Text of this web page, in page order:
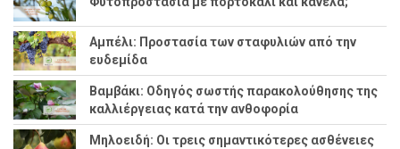
Αμπέλι: Προστασία των σταφυλιών από την
ευδεμίδα
Βαμβάκι: Οδηγός σωστής παρακολούθησης της
καλλιέργειας κατά την ανθοφορία
Μηλοειδή: Οι τρεις σημαντικότερες ασθένειες